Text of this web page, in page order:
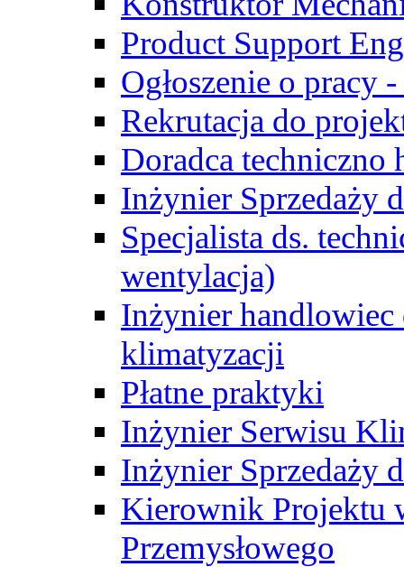
Product Support
Ogłoszenie o pracy
Rekrutacja do
Doradca techniczno
Inżynier Sprzedaży
Specjalista ds.
wentylacja)
Inżynier handlowiec
klimatyzacji
Płatne praktyki
Inżynier Serwisu
Inżynier Sprzedaży
Kierownik Projektu
Przemysłowego